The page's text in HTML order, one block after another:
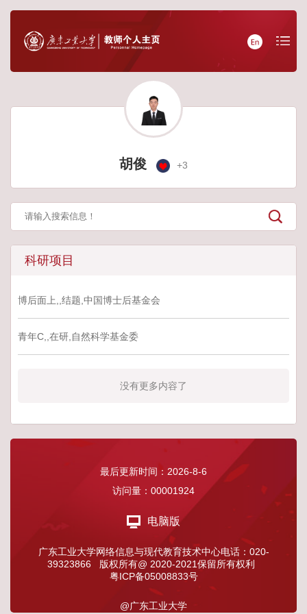
胡俊 +3
科研项目
博后面上,,结题,中国博士后基金会
青年C,,在研,自然科学基金委
没有更多内容了
最后更新时间： 2026-8-6
访问量： 00001924
电脑版
广东工业大学网络信息与现代教育技术中心电话：020-
39323866 版权所有@ 2020-2021保留所有权利
粤ICP备05008833号
@广东工业大学